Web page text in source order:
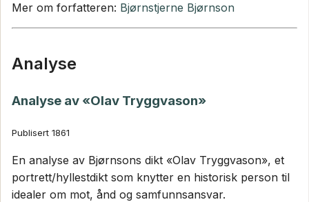
Mer om forfatteren: Bjørnstjerne Bjørnson
Analyse
Analyse av «Olav Tryggvason»
Publisert 1861
En analyse av Bjørnsons dikt «Olav Tryggvason», et
portrett/hyllestdikt som knytter en historisk person til
idealer om mot, ånd og samfunnsansvar.